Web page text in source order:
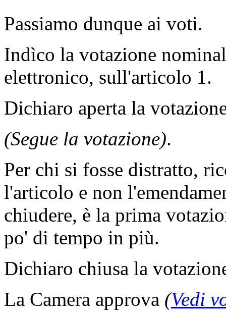
Passiamo dunque ai voti.
Indìco la votazione
elettronico, sull'articolo 1.
Dichiaro aperta la
(Segue la votazione).
Per chi si fosse distratto,
l'articolo e non
chiudere, è la prima
po' di tempo in più.
Dichiaro chiusa la
La Camera approva (Vedi